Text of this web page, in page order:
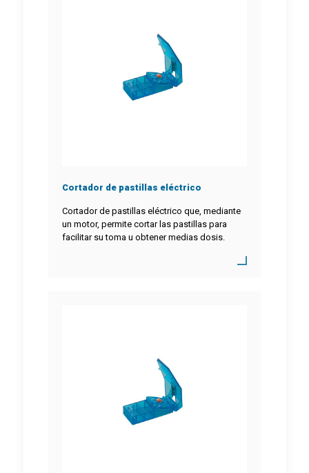
Cortador de pastillas eléctrico
Cortador de pastillas eléctrico que, mediante
un motor, permite cortar las pastillas para
facilitar su toma u obtener medias dosis.